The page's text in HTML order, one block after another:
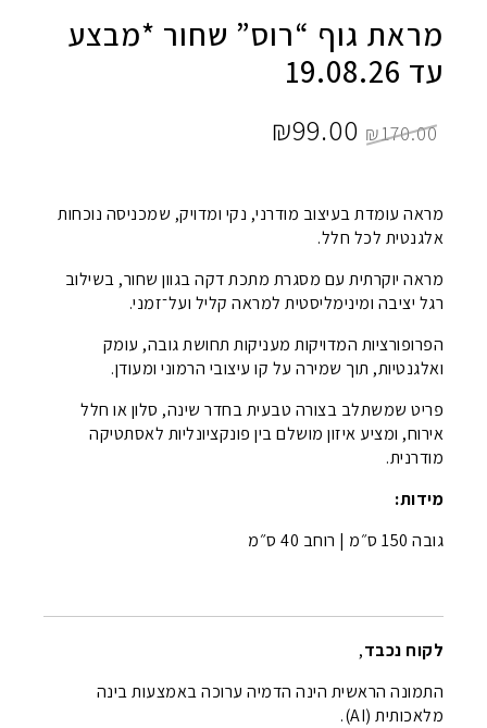
מראת גוף “רוס” שחור *מבצע
עד 19.08.26
₪170.00
המחיר
היה:
₪170.00.
₪99.00
הוא:
מראה עומדת בעיצוב מודרני, נקי ומדויק, שמכניסה נוכחות
אלגנטית לכל חלל.
מראה יוקרתית עם מסגרת מתכת דקה בגוון שחור, בשילוב
רגל יציבה ומינימליסטית למראה קליל ועל־זמני.
הפרופורציות המדויקות מעניקות תחושת גובה, עומק
ואלגנטיות, תוך שמירה על קו עיצובי הרמוני ומעודן.
פריט שמשתלב בצורה טבעית בחדר שינה, סלון או חלל
אירוח, ומציע איזון מושלם בין פונקציונליות לאסתטיקה
מודרנית.
מידות:
גובה 150 ס״מ | רוחב 40 ס״מ
לקוח נכבד,
התמונה הראשית הינה הדמיה ערוכה באמצעות בינה
מלאכותית (AI).